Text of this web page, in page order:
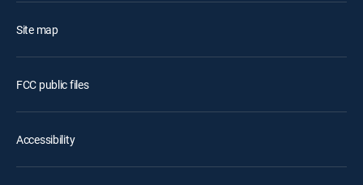
Site map
FCC public files
Accessibility